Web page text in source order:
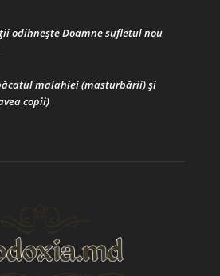
odihnește Doamne sufletul nou
malahiei (masturbării) şi
copii)